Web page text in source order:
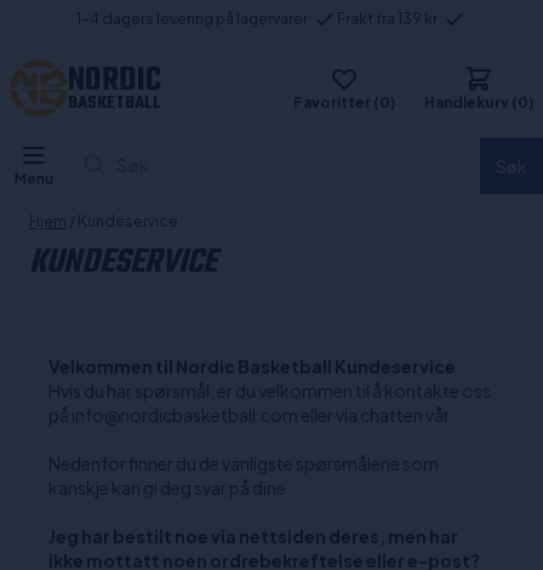
1-4 dagers levering på lagervarer Frakt fra 139 kr
NORDIC
BASKETBALL Favoritter (0) Handlekurv (0)
Menu
Hjem / Kundeservice
KUNDESERVICE
Velkommen til Nordic Basketball Kundeservice
Hvis du har spørsmål, er du velkommen til å kontakte oss
på info@nordicbasketball.com eller via chatten vår
Nedenfor finner du de vanligste spørsmålene som
kanskje kan gi deg svar på dine.
Jeg har bestilt noe via nettsiden deres, men har
ikke mottatt noen ordrebekreftelse eller e-post?